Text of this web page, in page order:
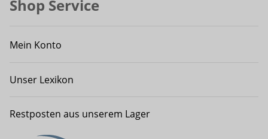
Shop Service
Mein Konto
Unser Lexikon
Restposten aus unserem Lager